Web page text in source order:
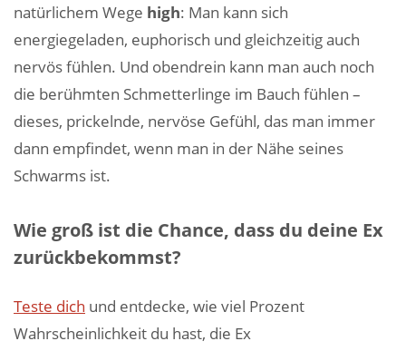
natürlichem Wege high: Man kann sich
energiegeladen, euphorisch und gleichzeitig auch
nervös fühlen. Und obendrein kann man auch noch
die berühmten Schmetterlinge im Bauch fühlen –
dieses, prickelnde, nervöse Gefühl, das man immer
dann empfindet, wenn man in der Nähe seines
Schwarms ist.
Wie groß ist die Chance, dass du deine Ex
zurückbekommst?
Teste dich und entdecke, wie viel Prozent
Wahrscheinlichkeit du hast, die Ex